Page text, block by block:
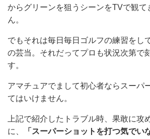
からグリーンを狙うシーンをTVで観て
ん。
でもそれは毎日毎日ゴルフの練習をし
の芸当。それだってプロも状況次第で
す。
アマチュアでまして初心者ならスーパ
てはいけません。
上記で紹介したトラブル時、果敢に攻
に、
「スーパーショットを打つ気でい